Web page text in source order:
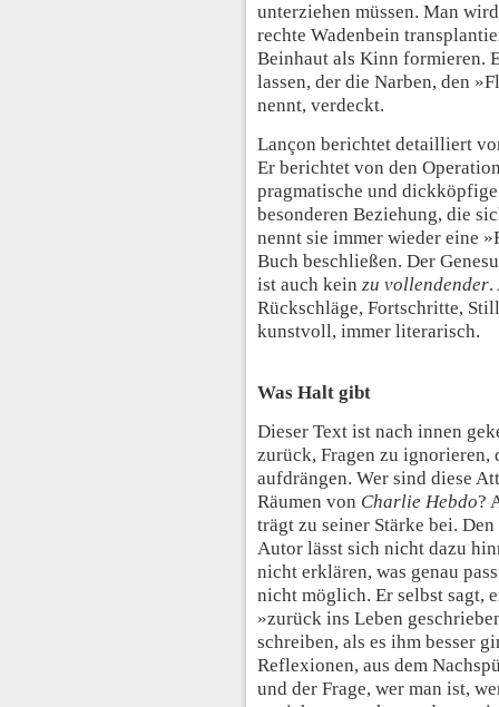
unterziehen müssen. Man
rechte Wadenbein
Beinhaut als Kinn formieren.
lassen, der die Narben, den
nennt, verdeckt.
Lançon berichtet detailliert
Er berichtet von den
pragmatische und
besonderen Beziehung, die
nennt sie immer wieder eine
Buch beschließen. Der
ist auch kein zu vollendender.
Rückschläge, Fortschritte,
kunstvoll, immer literarisch.
Was Halt gibt
Dieser Text ist nach innen
zurück, Fragen zu ignorieren,
aufdrängen. Wer sind diese
Räumen von Charlie Hebdo?
trägt zu seiner Stärke bei.
Autor lässt sich nicht dazu
nicht erklären, was genau
nicht möglich. Er selbst sagt,
»zurück ins Leben
schreiben, als es ihm besser
Reflexionen, aus dem
und der Frage, wer man ist,